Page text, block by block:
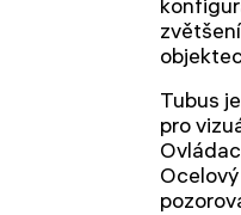
Tubus
pro